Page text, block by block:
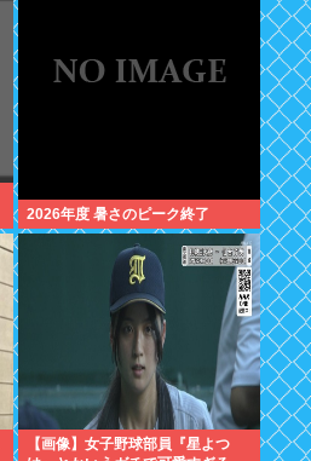
2026年度 暑さのピーク終了
【画像】女子野球部員『星よつ